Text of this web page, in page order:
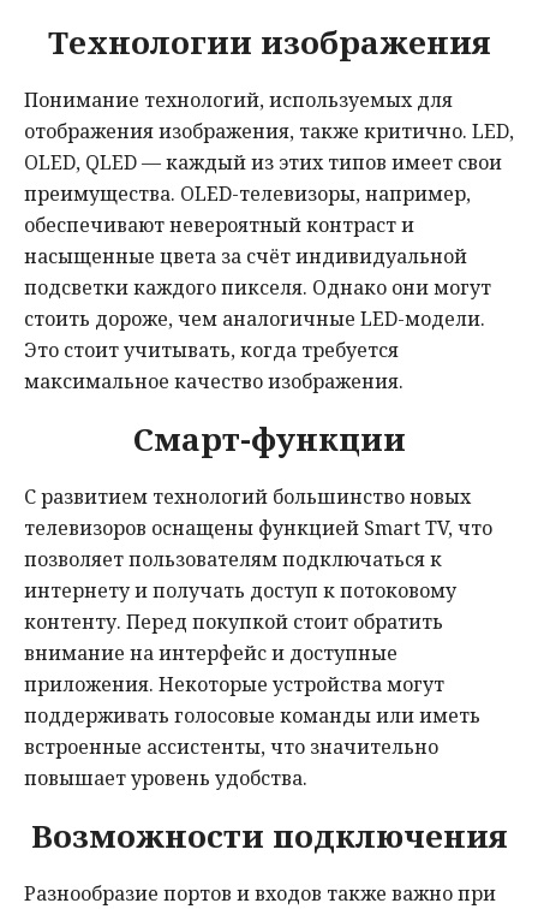
Технологии изображения
Понимание технологий, используемых для
отображения изображения, также критично. LED,
OLED, QLED — каждый из этих типов имеет свои
преимущества. OLED-телевизоры, например,
обеспечивают невероятный контраст и
насыщенные цвета за счёт индивидуальной
подсветки каждого пикселя. Однако они могут
стоить дороже, чем аналогичные LED-модели.
Это стоит учитывать, когда требуется
максимальное качество изображения.
Смарт-функции
С развитием технологий большинство новых
телевизоров оснащены функцией Smart TV, что
позволяет пользователям подключаться к
интернету и получать доступ к потоковому
контенту. Перед покупкой стоит обратить
внимание на интерфейс и доступные
приложения. Некоторые устройства могут
поддерживать голосовые команды или иметь
встроенные ассистенты, что значительно
повышает уровень удобства.
Возможности подключения
Разнообразие портов и входов также важно при